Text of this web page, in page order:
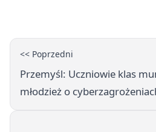
<< Poprzedni
Przemyśl: Uczniowie klas
młodzież o